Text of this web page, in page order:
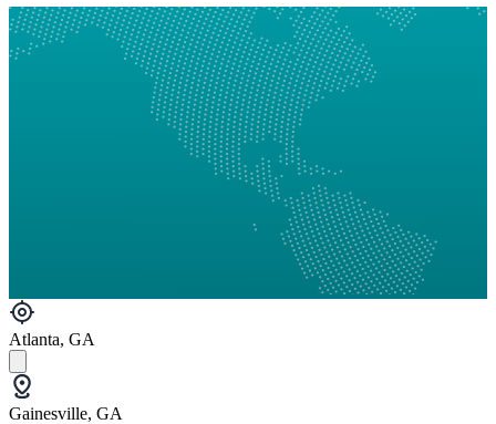
Atlanta, GA
Gainesville, GA